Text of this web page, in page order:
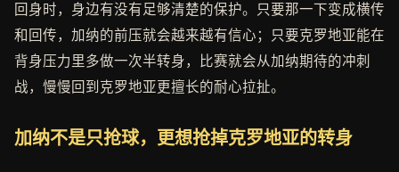
回身时，身边有没有足够清楚的保护。只要那一下变成横传
和回传，加纳的前压就会越来越有信心；只要克罗地亚能在
背身压力里多做一次半转身，比赛就会从加纳期待的冲刺
战，慢慢回到克罗地亚更擅长的耐心拉扯。
加纳不是只抢球，更想抢掉克罗地亚的转身